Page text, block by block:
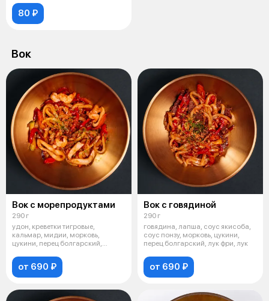
80 ₽
Вок
Вок с морепродуктами
290 г
удон, креветки тигровые,
кальмар, мидии, морковь,
цукини, перец болгарский,
от 690 ₽
Вок с говядиной
290 г
говядина, лапша, соус якисоба,
соус понзу, морковь, цукини,
перец болгарский, лук фри, лук
от 690 ₽